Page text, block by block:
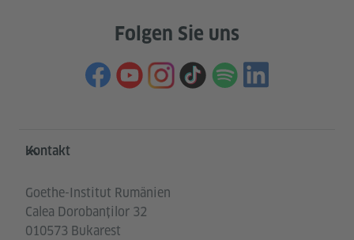
Folgen Sie uns
Service- und Informationsbereich
Kontakt
Goethe-Institut Rumänien
Calea Dorobanților 32
010573 Bukarest